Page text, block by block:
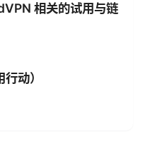
相关的试用与链
动）